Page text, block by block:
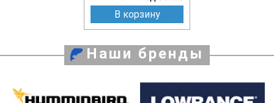
В корзину
Наши бренды